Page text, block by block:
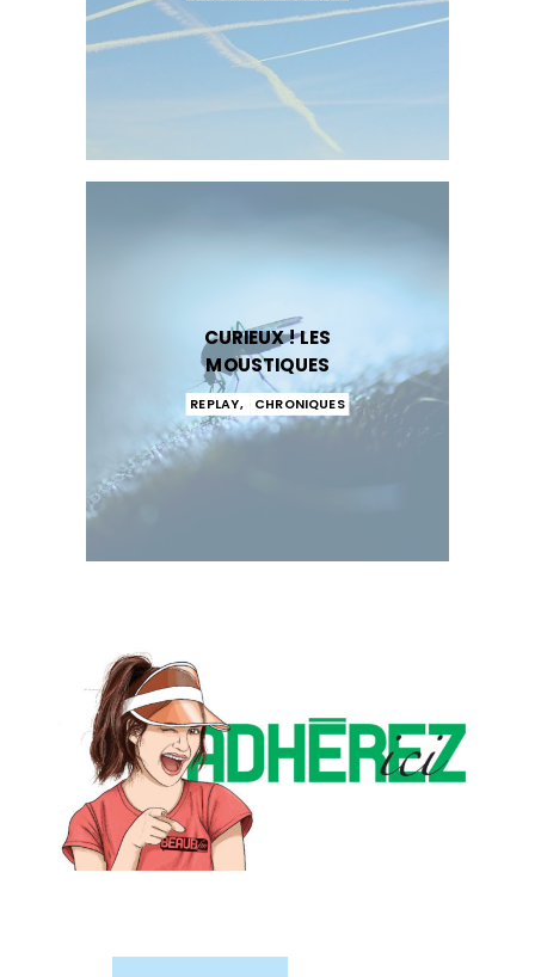
CURIEUX ! LES
MOUSTIQUES
REPLAY, CHRONIQUES